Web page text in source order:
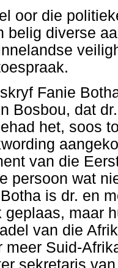
oor die
belig diverse
Fanie
Bosbou, dat
het, soos
van die
persoon wat
is dr. en
geplaas, maar
van die
meer Suid-